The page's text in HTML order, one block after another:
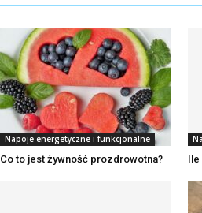
Napoje energetyczne i funkcjonalne
Co to jest żywność prozdrowotna? Ile